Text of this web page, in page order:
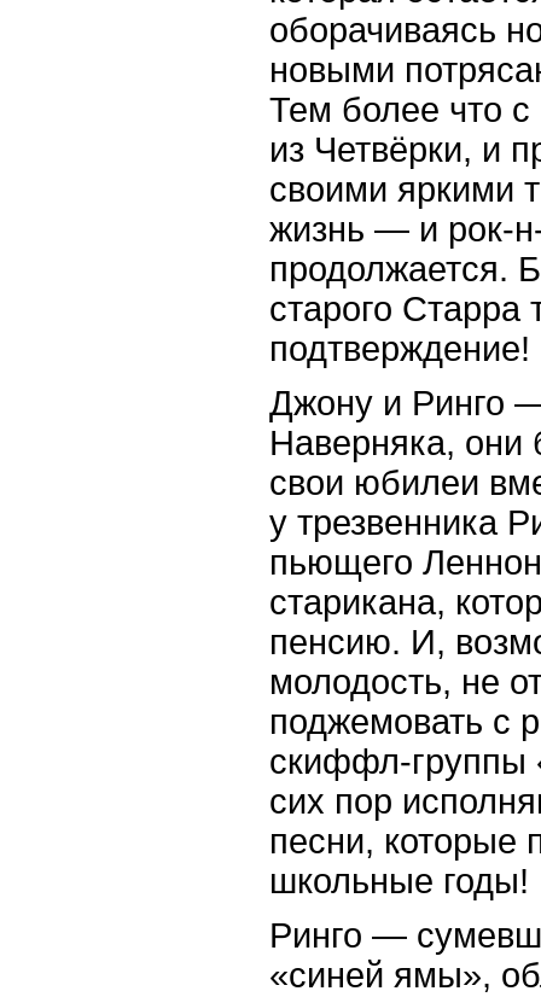
оборачиваясь
новыми
Тем более что
из Четвёрки, и
своими яркими
жизнь — и рок-
продолжается.
старого
подтверждение!
Джону и Ринго
Наверняка, они
свои юбилеи
у трезвенника
пьющего
старикана,
пенсию. И,
молодость, не
поджемовать с
скиффл-группы
сих пор
песни, которые
школьные годы!
Ринго —
«синей ямы»,